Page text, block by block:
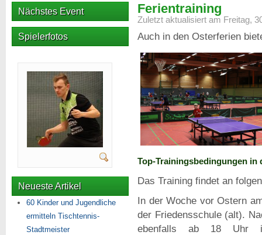
Ferientraining
Zuletzt aktualisiert am Freitag,
Auch in den Osterferien
Top-Trainingsbedingungen in
Das Training findet an
In der Woche vor Ostern
der Friedensschule (alt).
ebenfalls ab 18 Uhr
Nächstes Event
Spielerfotos
Neueste Artikel
60 Kinder und Jugendliche
ermitteln Tischtennis-
Stadtmeister